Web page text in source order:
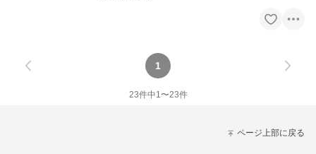
1
23件中1〜23件
ページ上部に戻る